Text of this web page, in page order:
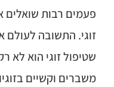
פעמים רבות שואלים
זוגי. התשובה
שטיפול זוגי הוא
משברים וקשיים